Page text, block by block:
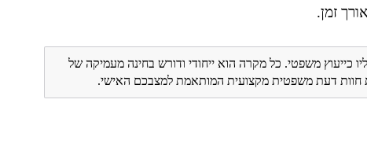
זמן.
כייעוץ משפטי. כל מקרה הוא ייחודי ודורש בחינה מעמיקה של
חוות דעת משפטית מקצועית המותאמת למצבכם האישי.